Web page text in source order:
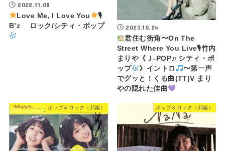
2022.11.08
Love Me, I Love You
🎙
B’z ロック/シティ・ポップ
2023.10.24
君住む街角〜On The
Street Where You Live🎙竹内
まりや《Ｊ-POP♬シティ・ポ
ップ
》イントロ
〜第一声
でグッと！くる曲(TT)V まり
やの隠れた佳曲
ポップ＆ロック（邦楽） ポップ＆ロック（邦楽）